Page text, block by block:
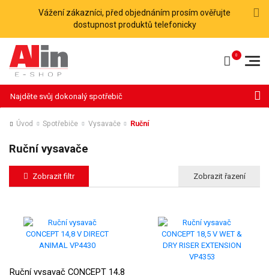
Vážení zákazníci, před objednáním prosím ověřujte
dostupnost produktů telefonicky
Úvod Spotřebiče Vysavače Ruční
Ruční vysavače
Zobrazit filtr
Ruční vysavač CONCEPT 14,8